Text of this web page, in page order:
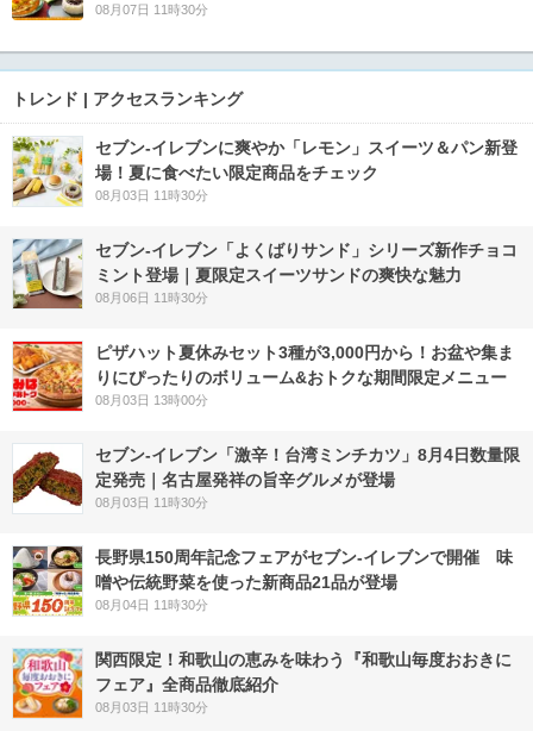
08月07日 11時30分
トレンド | アクセスランキング
セブン‐イレブンに爽やか「レモン」スイーツ＆パン新登
場！夏に食べたい限定商品をチェック
08月03日 11時30分
セブン‐イレブン「よくばりサンド」シリーズ新作チョコ
ミント登場｜夏限定スイーツサンドの爽快な魅力
08月06日 11時30分
ピザハット夏休みセット3種が3,000円から！お盆や集ま
りにぴったりのボリューム&おトクな期間限定メニュー
08月03日 13時00分
セブン-イレブン「激辛！台湾ミンチカツ」8月4日数量限
定発売｜名古屋発祥の旨辛グルメが登場
08月03日 11時30分
長野県150周年記念フェアがセブン-イレブンで開催 味
噌や伝統野菜を使った新商品21品が登場
08月04日 11時30分
関西限定！和歌山の恵みを味わう『和歌山毎度おおきに
フェア』全商品徹底紹介
08月03日 11時30分